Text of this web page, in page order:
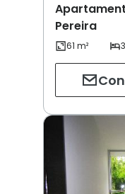
Pereira